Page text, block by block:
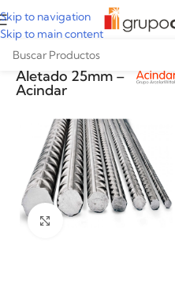
Skip to navigation
Skip to main content
Varilla de Hierro
Aletado 25mm –
Acindar
Clickee para agrandar